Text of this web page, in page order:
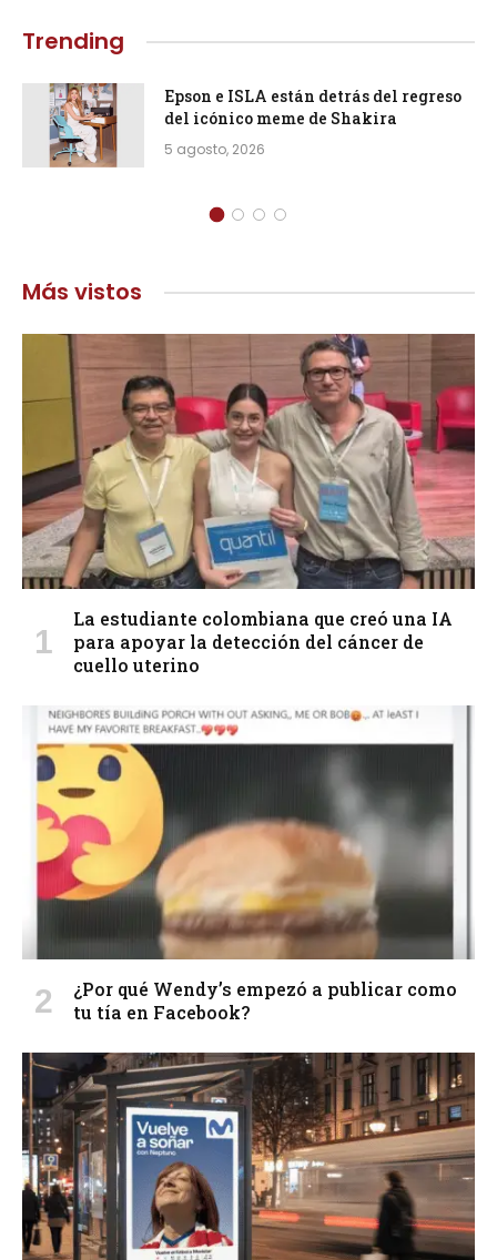
Trending
Epson e ISLA están detrás del regreso
del icónico meme de Shakira
5 agosto, 2026
Más vistos
La estudiante colombiana que creó una IA
para apoyar la detección del cáncer de
cuello uterino
¿Por qué Wendy’s empezó a publicar como
tu tía en Facebook?